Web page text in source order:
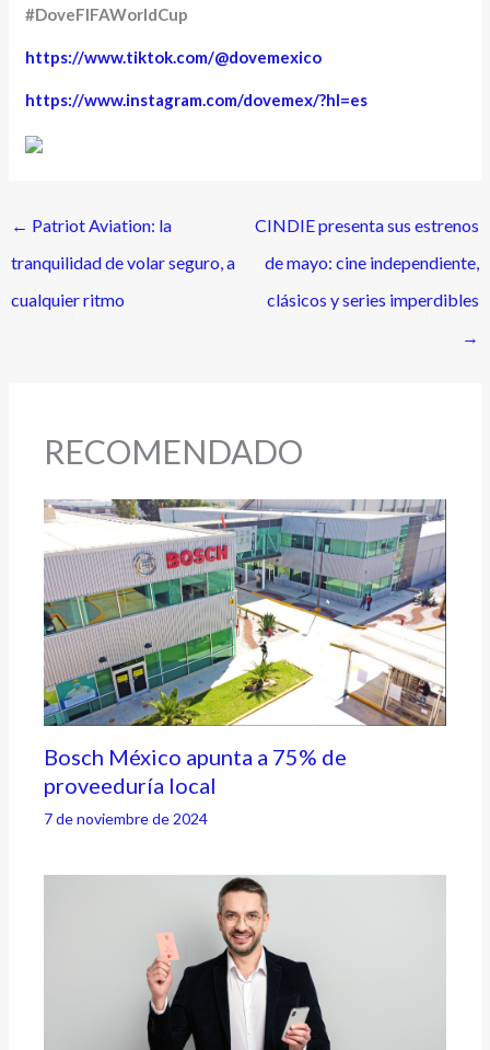
#DoveFIFAWorldCup
https://www.tiktok.com/@dovemexico
https://www.instagram.com/dovemex/?hl=es
← Patriot Aviation: la
tranquilidad de volar seguro, a
cualquier ritmo
CINDIE presenta sus estrenos
de mayo: cine independiente,
clásicos y series imperdibles
→
RECOMENDADO
Bosch México apunta a 75% de
proveeduría local
7 de noviembre de 2024